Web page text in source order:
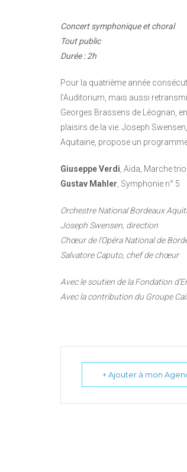
Concert symphonique et choral
Tout public
Durée : 2h
Pour la quatrième année
l’Auditorium, mais aussi
Georges Brassens de Léognan,
plaisirs de la vie. Joseph
Aquitaine, propose un
Giuseppe Verdi , Aïda, Marche
Gustav Mahler , Symphonie n° 5
Orchestre National Bordeaux
Joseph Swensen, direction
Chœur de l’Opéra National de
Salvatore Caputo, chef de chœur
Avec le soutien de la Fondation
Avec la contribution du Groupe
+ Ajouter à mon